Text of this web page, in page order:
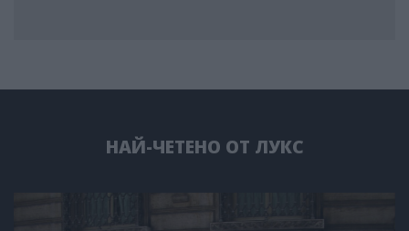
НАЙ-ЧЕТЕНО ОТ ЛУКС